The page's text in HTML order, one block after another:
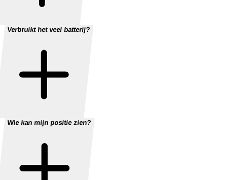
Verbruikt het veel batterij?
Wie kan mijn positie zien?